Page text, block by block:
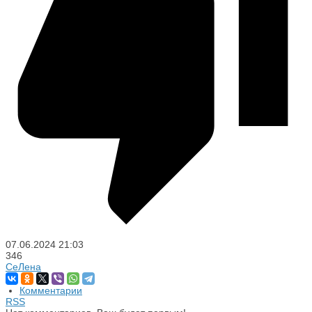
07.06.2024 21:03
346
СеЛена
Комментарии
RSS